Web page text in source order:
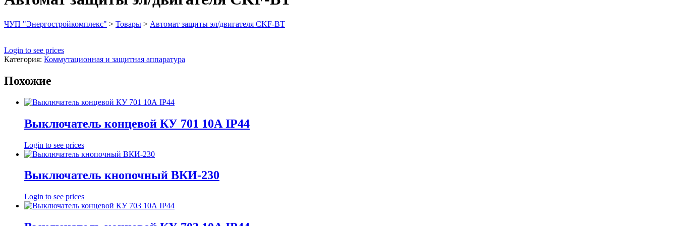
ЧУП "Энергостройкомплекс" > Товары > Автомат защиты эл/двигателя CKF-BT
Login to see prices
Категория: Коммутационная и защитная аппаратура
Похожие
Выключатель концевой КУ 701 10А IP44
Login to see prices
Выключатель кнопочный ВКИ-230
Login to see prices